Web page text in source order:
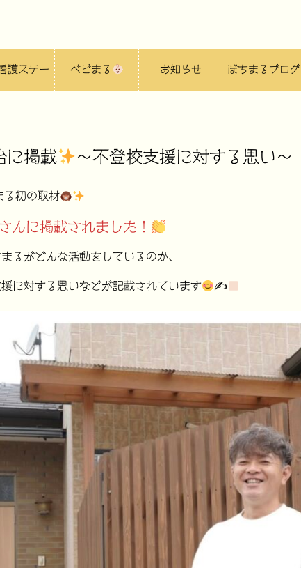
護ステー ベビまる お知らせ ぼちまるブログ
に掲載 〜不登校支援に対する思い〜
る初の取材
んに掲載されました！
るがどんな活動をしているのか、
に対する思いなどが記載されています ✍